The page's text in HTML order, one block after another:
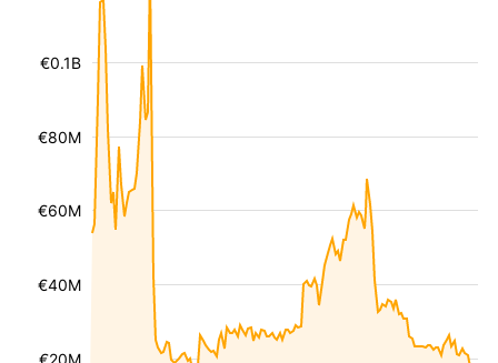
€20M
€40M
€60M
€80M
€0.1B